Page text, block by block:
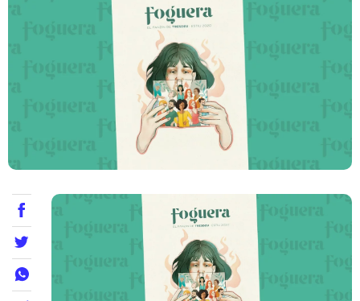
Festivals
Teatre
Opinió
Llibres
La Llista